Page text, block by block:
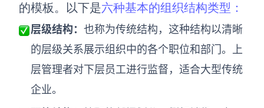
情绪板
的模板。以下是六种基本的组织结构类型：
层级结构： 也称为传统结构，这种结构以清晰
的层级关系展示组织中的各个职位和部门。上
层管理者对下层员工进行监督，适合大型传统
企业。